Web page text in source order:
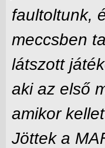
faultoltunk,
meccsben
látszott
aki az első
amikor
Jöttek a